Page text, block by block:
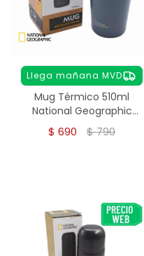
Llega mañana MVD
Mug Térmico 510ml
National Geographic
Acero Inoxidable
$ 690 $790